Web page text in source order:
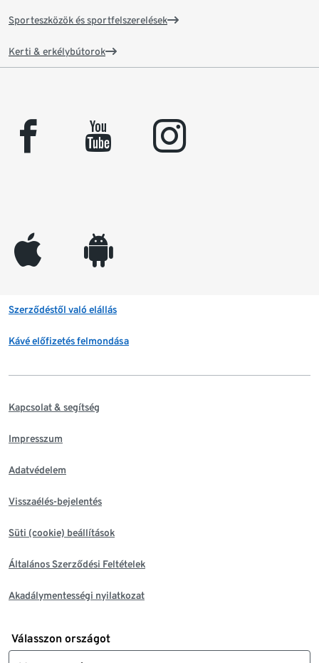
Sporteszközök és sportfelszerelések
Kerti & erkélybútorok
facebook youtube instagram
appleinc android
Szerződéstől való elállás
Kávé előfizetés felmondása
Kapcsolat & segítség
Impresszum
Adatvédelem
Visszaélés-bejelentés
Süti (cookie) beállítások
Általános Szerződési Feltételek
Akadálymentességi nyilatkozat
Válasszon országot